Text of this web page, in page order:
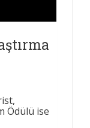
Ödülü ise